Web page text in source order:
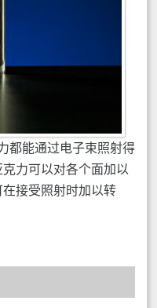
都能通过电子束照射得
力可以对各个面加以
接受照射时加以转